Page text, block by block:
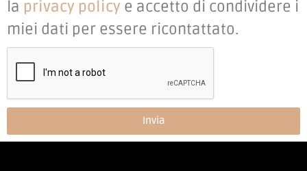
la privacy policy e accetto di condividere i
miei dati per essere ricontattato.
Invia